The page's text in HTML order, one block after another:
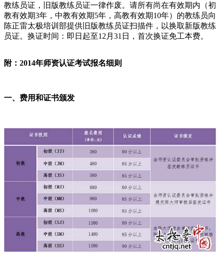
教练员证，旧版教练员证一律作废。请所有尚在有效期内（初
教有效期3年，中教有效期5年，高教有效期10年）的教练员向
陈正雷太极培训部提供旧版教练员证扫描件，以换取新版教练
员证。换证时间：即日起至12月31日，首次换证免工本费。
附：2014年师资认证考试报名细则
一、费用和证书颁发